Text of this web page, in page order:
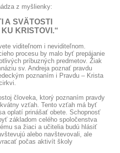
z myšlienky:
A SVÄTOSTI
KRISTOVI.“
viditeľnom i neviditeľnom.
procesu by malo byť prepájanie
príbuzných predmetov. Žiak
sv. Andreja poznať pravdu
poznaním i Pravdu – Krista
človeka, ktorý poznaním pravdy
vzťah. Tento vzťah má byť
oplatí prinášať obete. Schopnosť
základom celého spoločenstva
sa žiaci a učitelia budú hlásiť
alebo navštevovali, ale
počas aktivít školy